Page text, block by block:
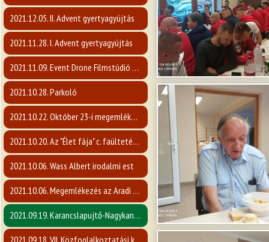
2021.12.05. II. Advent gyertyagyújtás
2021.11.28. I. Advent gyertyagyújtás
2021.11.09. Event Drone Filmstúdió előadása
2021.10.28. Parkoló
2021.10.22. Október 23-i megemlékezés
2021.10.20. Az "Élet fája" c. faültetési program
2021.10.06. Wass Albert irodalmi est
2021.10.06. Megemlékezés az Aradi vértanúkra
2021.09.19. Karancslapujtő-Nagykanizsa vendéglátás
2021.09.18. VII. Közfoglalkoztatási kiállítás